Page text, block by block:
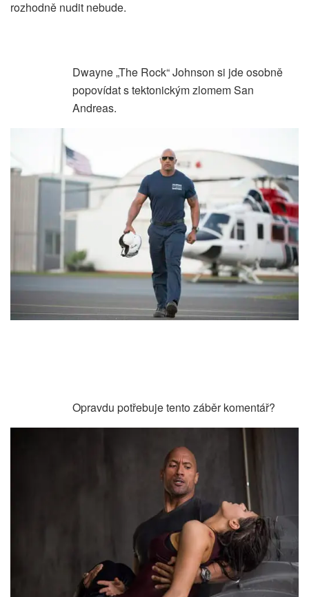
rozhodně nudit nebude.
Dwayne „The Rock“ Johnson si jde osobně
popovídat s tektonickým zlomem San
Andreas.
Opravdu potřebuje tento záběr komentář?